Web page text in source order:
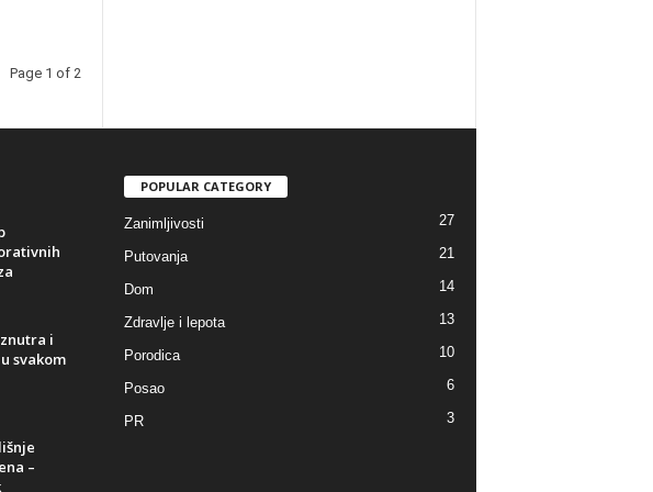
Page 1 of 2
i
svakom
–
POPULAR CATEGORY
Zanimljivosti 27
Putovanja 21
Dom 14
Zdravlje i lepota 13
Porodica 10
Posao 6
PR 3